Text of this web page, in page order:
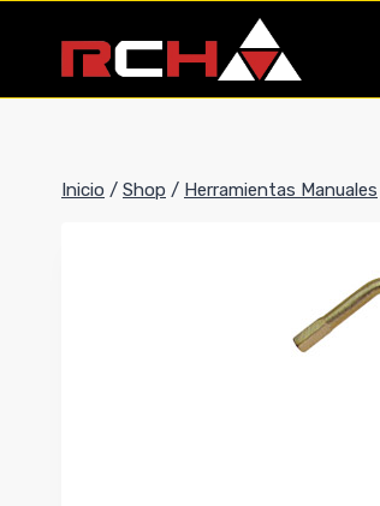
contenido
Inicio / Shop / Herramientas Manuales